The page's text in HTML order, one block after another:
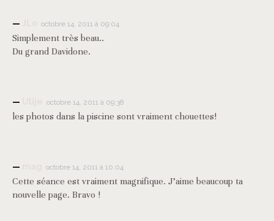
octobre 14, 2011 à 09:04
Simplement très beau..
Du grand Davidone.
octobre 14, 2011 à 09:38
les photos dans la piscine sont vraiment chouettes!
octobre 14, 2011 à 10:04
Cette séance est vraiment magnifique. J’aime beaucoup ta
nouvelle page. Bravo !